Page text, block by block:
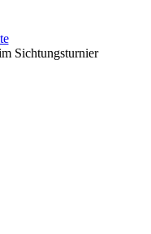
Sichtungsturnier